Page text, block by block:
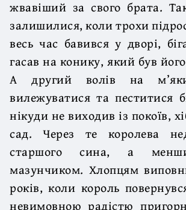
жвавіший за свого брата.
залишилися, коли трохи
весь час бавився у дворі,
гасав на конику, який був
А другий волів на
вилежуватися та пеститися
нікуди не виходив із покоїв,
сад. Через те королева
старшого сина, а
мазунчиком. Хлопцям
років, коли король
невимовною радістю